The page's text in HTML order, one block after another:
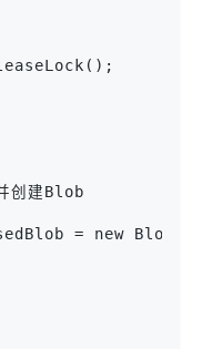
创建Blob
= new